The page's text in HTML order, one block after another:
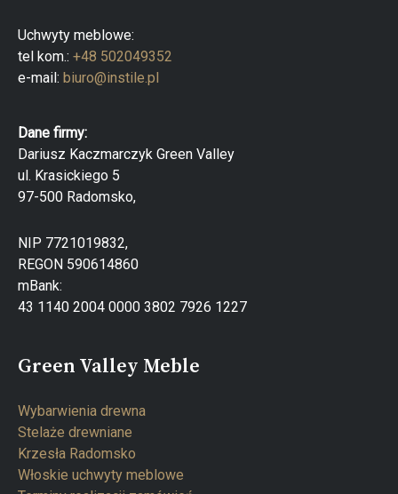
Uchwyty meblowe:
tel kom.: +48 502049352
e-mail: biuro@instile.pl
Dane firmy:
Dariusz Kaczmarczyk Green Valley
ul. Krasickiego 5
97-500 Radomsko,
NIP 7721019832,
REGON 590614860
mBank:
43 1140 2004 0000 3802 7926 1227
Green Valley Meble
Wybarwienia drewna
Stelaże drewniane
Krzesła Radomsko
Włoskie uchwyty meblowe